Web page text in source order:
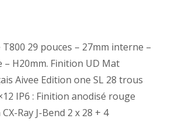
29 pouces – 27mm interne –
– H20mm. Finition UD Mat
Aivee Edition one SL 28 trous
IP6 : Finition anodisé rouge
Ray J-Bend 2 x 28 + 4